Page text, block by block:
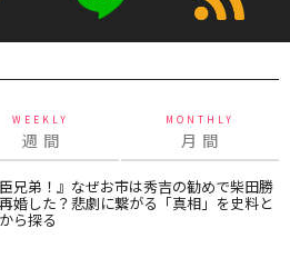
WEEKLY
週 間
MONTHLY
月 間
臣兄弟！』なぜお市は秀吉の勧めで柴田勝
婚した？悲劇に繋がる「真相」を史料と
ら探る